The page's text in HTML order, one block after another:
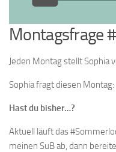
Montagsfrage
Jeden Montag stellt Sophia
Sophia fragt diesen Montag:
Hast du bisher…?
Aktuell läuft das
meinen SuB ab, dann